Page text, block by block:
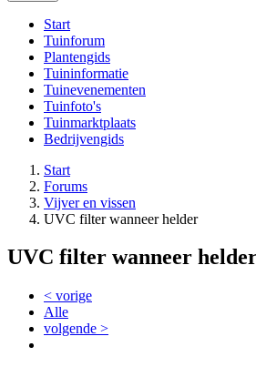
Start
Tuinforum
Plantengids
Tuininformatie
Tuinevenementen
Tuinfoto's
Tuinmarktplaats
Bedrijvengids
Start
Forums
Vijver en vissen
UVC filter wanneer helder
UVC filter wanneer
< vorige
Alle
volgende >